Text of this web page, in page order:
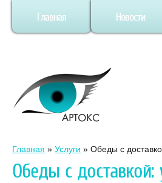
Главная Новости
Главная » Услуги » Обеды с
Обеды с